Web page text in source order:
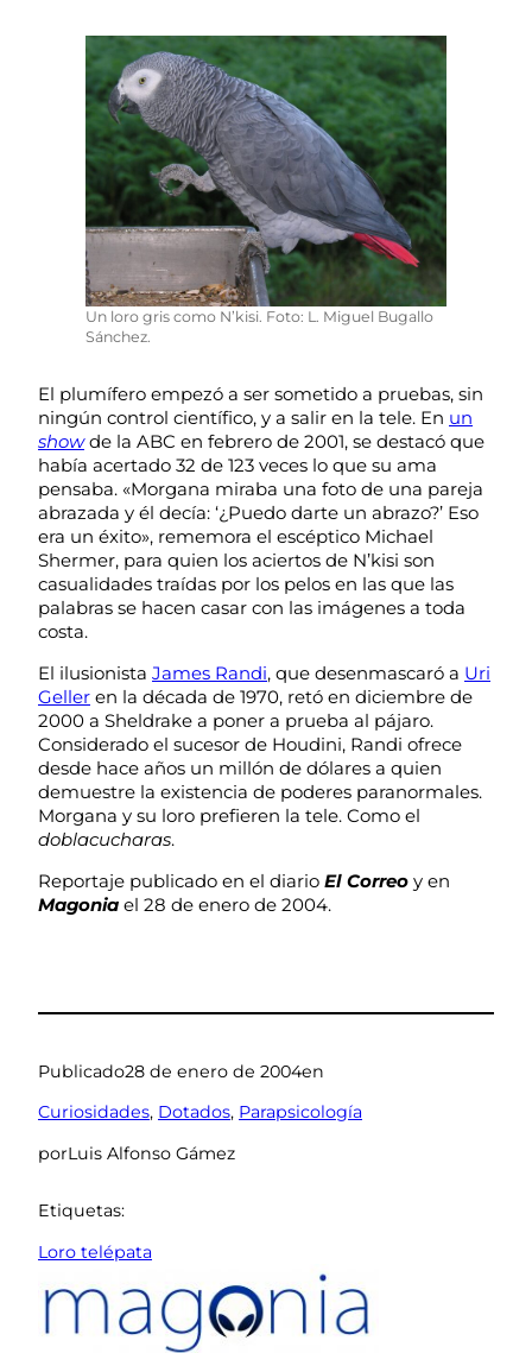
Un loro gris como N’kisi. Foto: L. Miguel Bugallo
Sánchez.
El plumífero empezó a ser sometido a pruebas, sin
ningún control científico, y a salir en la tele. En un
showde la ABC en febrero de 2001, se destacó que
había acertado 32 de 123 veces lo que su ama
pensaba. «Morgana miraba una foto de una pareja
abrazada y él decía: ‘¿Puedo darte un abrazo?’ Eso
era un éxito», rememora el escéptico Michael
Shermer, para quien los aciertos de N’kisi son
casualidades traídas por los pelos en las que las
palabras se hacen casar con las imágenes a toda
costa.
El ilusionista James Randi, que desenmascaró a Uri
Geller en la década de 1970, retó en diciembre de
2000 a Sheldrake a poner a prueba al pájaro.
Considerado el sucesor de Houdini, Randi ofrece
desde hace años un millón de dólares a quien
demuestre la existencia de poderes paranormales.
Morgana y su loro prefieren la tele. Como el
doblacucharas.
Reportaje publicado en el diario El Correo y en
Magonia el 28 de enero de 2004.
Publicado28 de enero de 2004en
Curiosidades, Dotados, Parapsicología
porLuis Alfonso Gámez
Etiquetas:
Loro telépata